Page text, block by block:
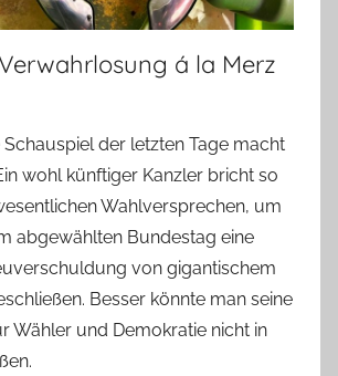
á la Merz
Schauspiel der letzten Tage macht
wohl künftiger Kanzler bricht so
Wahlversprechen, um
abgewählten Bundestag eine
von gigantischem
Besser könnte man seine
Wähler und Demokratie nicht in